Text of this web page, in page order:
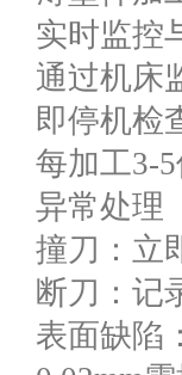
实时监控
通过机床
即停机检
每加工3-
异常处理
撞刀：立
断刀：记
表面缺陷